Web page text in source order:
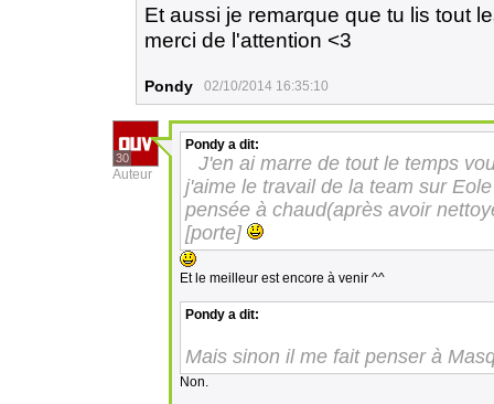
Et aussi je remarque que tu lis tout
merci de l'attention <3
Pondy 02/10/2014 16:35:10
30
Auteur
Pondy a dit:
J'en ai marre de tout le temps
j'aime le travail de la team sur
pensée à chaud(après avoir
[porte]
Et le meilleur est encore à venir ^^
Pondy a dit:
Mais sinon il me fait penser à
Non.